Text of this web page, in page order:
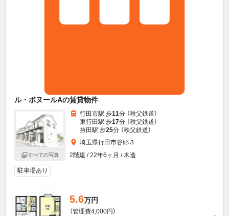
ル・ボヌールAの賃貸物件
すべての写真
行田市駅 歩11分 （秩父鉄道）
東行田駅 歩17分 （秩父鉄道）
持田駅 歩25分 （秩父鉄道）
埼玉県行田市谷郷３
2階建 / 22年6ヶ月 / 木造
駐車場あり
5.6万円
（管理費4,000円）